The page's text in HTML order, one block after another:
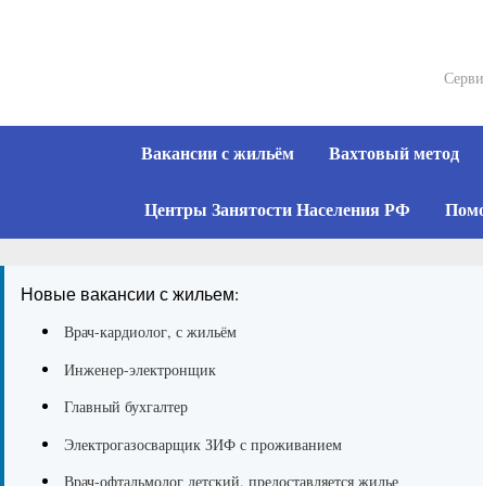
Вакансии с жильём Вахтовый метод
Центры Занятости Населения РФ
Новые вакансии с жильем:
Врач-кардиолог, с жильём
Инженер-электронщик
Главный бухгалтер
Электрогазосварщик ЗИФ с проживанием
Врач-офтальмолог детский, предоставляется жилье